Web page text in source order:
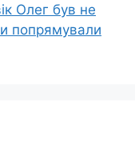
Олег був не
попрямували